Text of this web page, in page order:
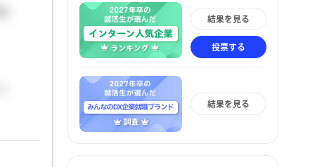
結果を見る
投票する
結果を見る